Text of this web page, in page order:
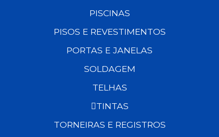
PISCINAS
PISOS E REVESTIMENTOS
PORTAS E JANELAS
SOLDAGEM
TELHAS
TINTAS
TORNEIRAS E REGISTROS